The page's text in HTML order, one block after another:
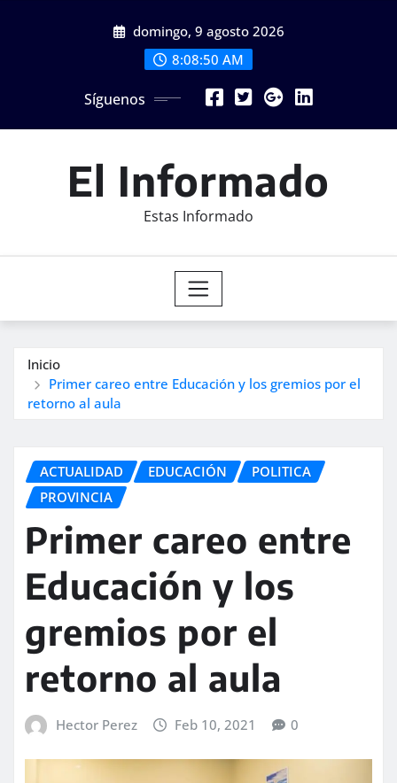
domingo, 9 agosto 2026
8:08:51 AM
Síguenos
El Informado
Estas Informado
Inicio
Primer careo entre Educación y los gremios por el
retorno al aula
ACTUALIDAD EDUCACIÓN
POLITICA
PROVINCIA
Primer careo entre
Educación y los
gremios por el
retorno al aula
Hector Perez Feb 10, 2021 0